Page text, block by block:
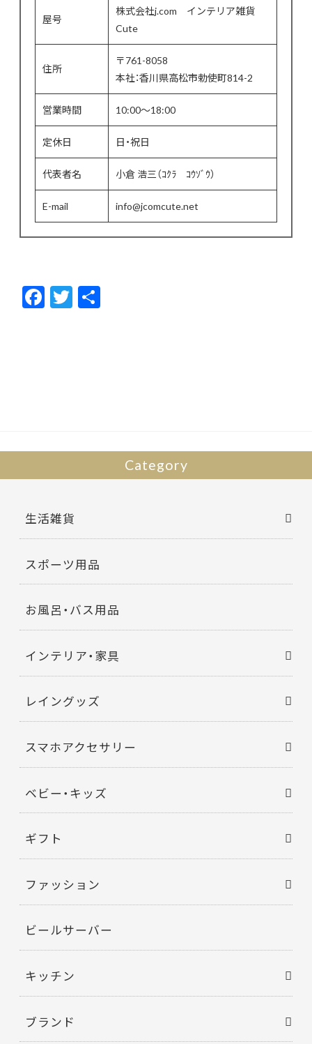
屋号
株式会社j.com インテリア雑貨
Cute
住所
〒761-8058
本社：香川県高松市勅使町814-2
営業時間 10:00〜18:00
定休日 日・祝日
代表者名 小倉 浩三（ｺｸﾗ ｺｳｿﾞｳ）
E-mail info@jcomcute.net
F
ac
T
w
Category
生活雑貨
スポーツ用品
お風呂・バス用品
インテリア・家具
レイングッズ
スマホアクセサリー
ベビー・キッズ
ギフト
ファッション
ビールサーバー
キッチン
ブランド